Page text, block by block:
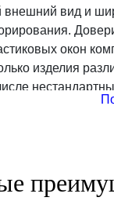
внешний вид и
окон
изделия
самые разные